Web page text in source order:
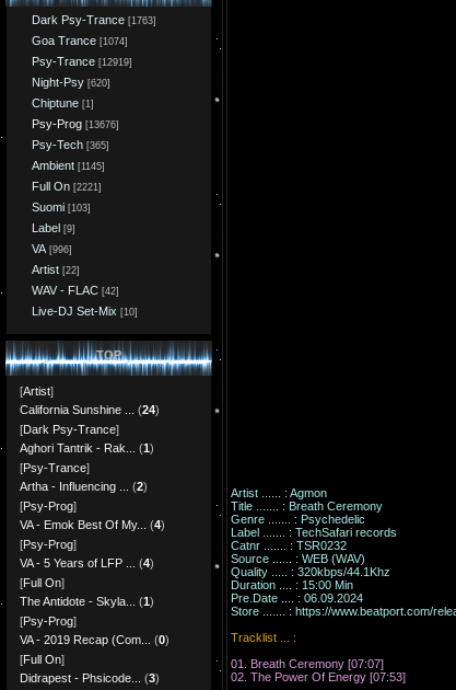
Dark Psy-Trance [1763]
Goa Trance [1074]
Psy-Trance [12919]
Night-Psy [620]
Chiptune [1]
Psy-Prog [13676]
Psy-Tech [365]
Ambient [1145]
Full On [2221]
Suomi [103]
Label [9]
VA [996]
Artist [22]
WAV - FLAC [42]
Live-DJ Set-Mix [10]
TOP
[Artist]
California Sunshine ...
(24)
[Dark Psy-Trance]
Aghori Tantrik - Rak...
(1)
[Psy-Trance]
Artha - Influencing ...
(2)
[Psy-Prog]
VA - Emok Best Of My...
(4)
[Psy-Prog]
VA - 5 Years of LFP ...
(4)
[Full On]
The Antidote - Skyla...
(1)
[Psy-Prog]
VA - 2019 Recap (Com...
(0)
[Full On]
Didrapest - Phsicode...
(3)
Artist ...... : Agmon
Title ....... : Breath Ceremony
Genre ....... : Psychedelic
Label ....... : TechSafari records
Catnr ....... : TSR0232
Source ...... : WEB (WAV)
Quality ..... : 320kbps/44.1Khz
Duration .... : 15:00 Min
Pre.Date .... : 06.09.2024
Store ....... : https://www.beatport.com/
Tracklist ... :
01. Breath Ceremony [07:07]
02. The Power Of Energy [07:53]